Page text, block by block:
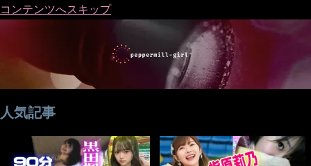
コンテンツへスキップ
人気記事